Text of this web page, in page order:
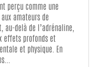
perçu comme une
amateurs de
au-delà de l’adrénaline,
effets profonds et
et physique. En